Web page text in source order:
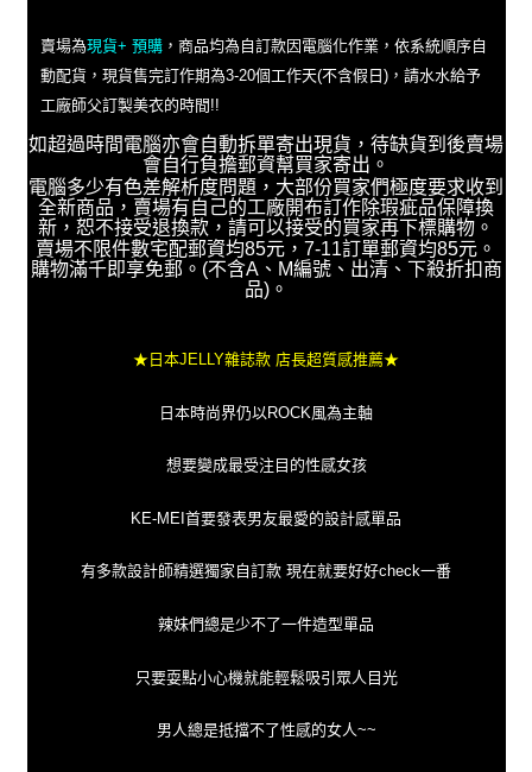
賣場為現貨+ 預購，商品均為自訂款因電腦化作業，依系統順序自
動配貨，現貨售完訂作期為3-20個工作天(不含假日)，請水水給予
工廠師父訂製美衣的時間!!
如超過時間電腦亦會自動拆單寄出現貨，待缺貨到後賣場
會自行負擔郵資幫買家寄出。
電腦多少有色差解析度問題，大部份買家們極度要求收到
全新商品，賣場有自己的工廠開布訂作除瑕疵品保障換
新，恕不接受退換款，請可以接受的買家再下標購物。
賣場不限件數宅配郵資均85元，7-11訂單郵資均85元。
購物滿千即享免郵。(不含A、M編號、出清、下殺折扣商
品)。
★日本JELLY雜誌款 店長超質感推薦★
日本時尚界仍以ROCK風為主軸
想要變成最受注目的性感女孩
KE-MEI首要發表男友最愛的設計感單品
有多款設計師精選獨家自訂款 現在就要好好check一番
辣妹們總是少不了一件造型單品
只要耍點小心機就能輕鬆吸引眾人目光
男人總是抵擋不了性感的女人~~